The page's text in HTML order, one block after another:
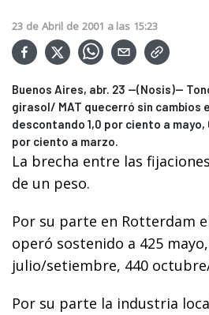
23 de Abril de 2001 a las 15:23
Buenos Aires, abr. 23 --(Nosis)--
girasol/ MAT quecerró sin cambios
descontando 1,0 por ciento a
por ciento a marzo.
La brecha entre las
de un peso.
Por su parte en Rotterdam
operó sostenido a 425
julio/setiembre, 440
Por su parte la industria